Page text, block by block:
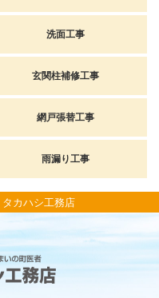
洗面工事
玄関柱補修工事
網戸張替工事
雨漏り工事
カハシ工務店